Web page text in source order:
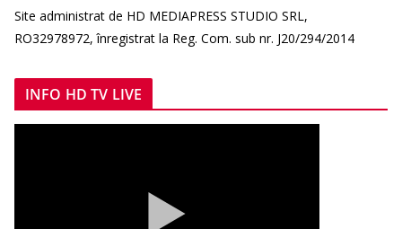
Site administrat de HD MEDIAPRESS STUDIO SRL,
RO32978972, înregistrat la Reg. Com. sub nr. J20/294/2014
INFO HD TV LIVE